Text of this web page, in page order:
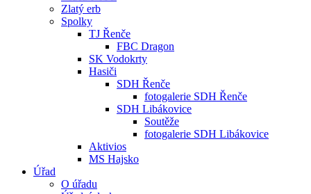
Zlatý erb
Spolky
TJ Řenče
FBC Dragon
SK Vodokrty
Hasiči
SDH Řenče
fotogalerie SDH Řenče
SDH Libákovice
Soutěže
fotogalerie SDH Libákovice
Aktivios
MS Hajsko
Úřad
O úřadu